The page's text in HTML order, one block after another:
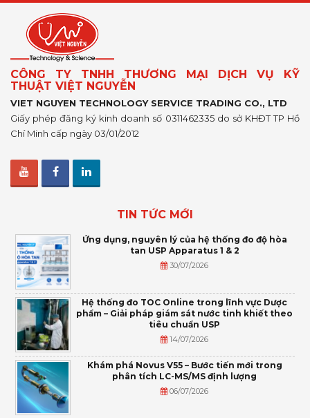
CÔNG TY TNHH THƯƠNG MẠI DỊCH VỤ KỸ
THUẬT VIỆT NGUYỄN
VIET NGUYEN TECHNOLOGY SERVICE TRADING CO., LTD
Giấy phép đăng ký kinh doanh số 0311462335 do sở KHĐT TP Hồ
Chí Minh cấp ngày 03/01/2012
TIN TỨC MỚI
Ứng dụng, nguyên lý của hệ thống đo độ hòa
tan USP Apparatus 1 & 2
30/07/2026
Hệ thống đo TOC Online trong lĩnh vực Dược
phẩm – Giải pháp giám sát nước tinh khiết theo
tiêu chuẩn USP
14/07/2026
Khám phá Novus V55 – Bước tiến mới trong
phân tích LC-MS/MS định lượng
06/07/2026